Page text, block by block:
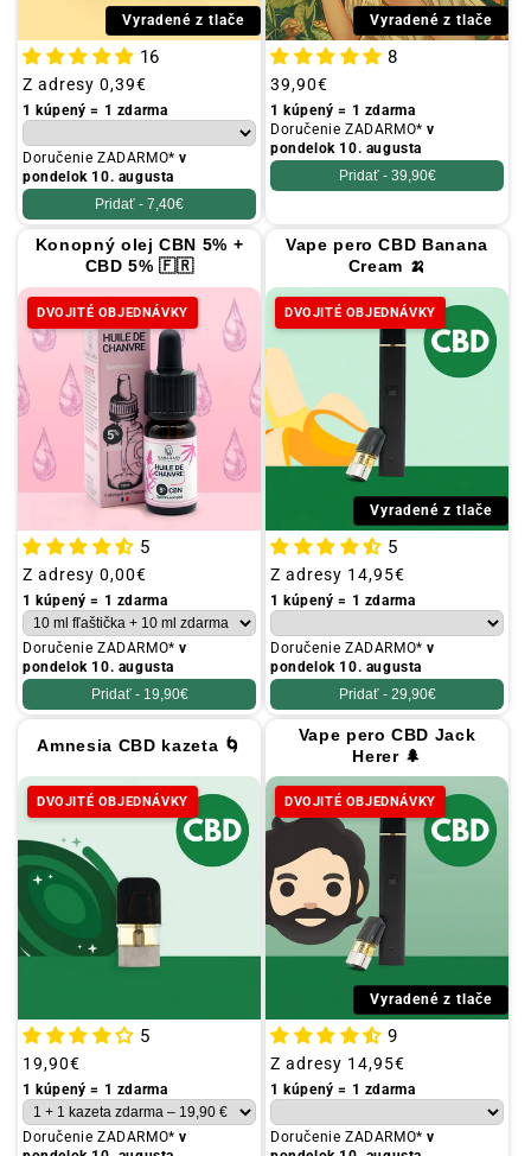
Vyradené z tlače
16
Obvyklá
cena
Z adresy 0,39€
1 kúpený = 1 zdarma
Doručenie ZADARMO*v
pondelok 10. augusta
Pridať - 7,40€
Vyradené z tlače
8
Obvyklá
cena
39,90€
1 kúpený = 1 zdarma
Doručenie ZADARMO*v
pondelok 10. augusta
Pridať - 39,90€
Konopný olej CBN 5% +
CBD 5% 🇫🇷
DVOJITÉ OBJEDNÁVKY
5
Obvyklá
cena
Z adresy 0,00€
1 kúpený = 1 zdarma
Doručenie ZADARMO*v
pondelok 10. augusta
Pridať - 19,90€
Vape pero CBD Banana
Cream 🍌
DVOJITÉ OBJEDNÁVKY
Vyradené z tlače
5
Obvyklá
cena
Z adresy 14,95€
1 kúpený = 1 zdarma
Doručenie ZADARMO*v
pondelok 10. augusta
Pridať - 29,90€
Amnesia CBD kazeta 🌀
DVOJITÉ OBJEDNÁVKY
5
Obvyklá
cena
19,90€
1 kúpený = 1 zdarma
Doručenie ZADARMO*v
Vape pero CBD Jack
Herer 🌲
DVOJITÉ OBJEDNÁVKY
Vyradené z tlače
9
Obvyklá
cena
Z adresy 14,95€
1 kúpený = 1 zdarma
Doručenie ZADARMO*v